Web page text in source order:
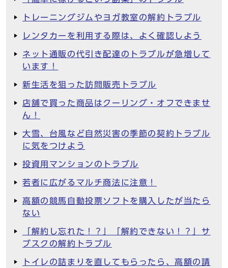
トレーニングジムやヨガ教室の解約トラブル
レンタカーを利用する際は、よく確認しよう
ネット通販の代引き配達のトラブルが急増して
います！
新生活を狙った訪問販売トラブル
店舗で買った商品はクーリング・オフできませ
ん！
大雪、台風など自然災害の季節の契約トラブル
に気をつけよう
投資用マンションのトラブル
若者に広がるマルチ商法に注意！
高額の競馬自動投票ソフトを購入したが当たら
ない
「解約し忘れた！？」「解約できない！？」サ
ブスクの解約トラブル
トイレの詰まりを直してもらったら、高額の請